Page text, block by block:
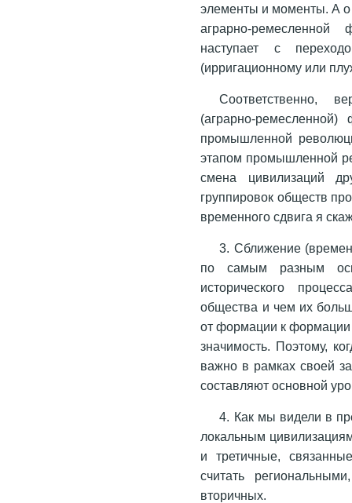
элементы и моменты. А о
аграрно-
наступает с
(ирригационному или
Соответственно,
(аграрно-
промышленной
этапом промышленной
смена цивилизаций
группировок обществ
временного сдвига я
3. Сближение
по самым разным
исторического
общества и чем их
от формации к формации
значимость. Поэтому,
важно в рамках своей
составляют основной
4. Как мы видели в
локальным
и третичные,
считать
вторичных.